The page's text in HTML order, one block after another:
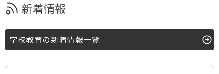
新着情報
学校教育の新着情報一覧